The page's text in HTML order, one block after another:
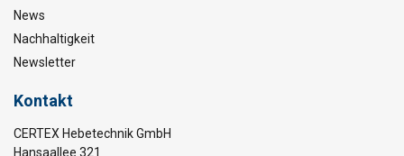
News
Nachhaltigkeit
Newsletter
Kontakt
CERTEX Hebetechnik GmbH
Hansaallee 321